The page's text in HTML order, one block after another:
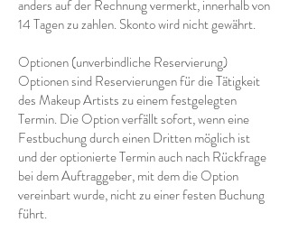
anders auf der Rechnung vermerkt, innerhalb von
14 Tagen zu zahlen. Skonto wird nicht gewährt.
Optionen (unverbindliche Reservierung)
Optionen sind Reservierungen für die Tätigkeit
des Makeup Artists zu einem festgelegten
Termin. Die Option verfällt sofort, wenn eine
Festbuchung durch einen Dritten möglich ist
und der optionierte Termin auch nach Rückfrage
bei dem Auftraggeber, mit dem die Option
vereinbart wurde, nicht zu einer festen Buchung
führt.